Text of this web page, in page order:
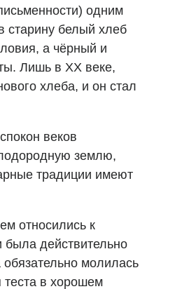
одним
старину белый хлеб
а чёрный и
Лишь в XX веке,
хлеба, и он стал
веков
землю,
традиции имеют
относились к
была действительно
молилась
в хорошем